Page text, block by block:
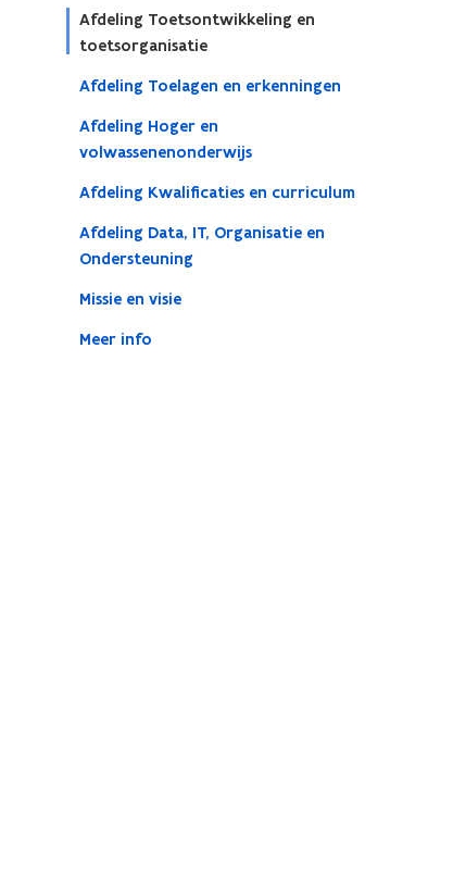
Afdeling Toetsontwikkeling en
toetsorganisatie
Afdeling Toelagen en erkenningen
Afdeling Hoger en
volwassenenonderwijs
Afdeling Kwalificaties en curriculum
Afdeling Data, IT, Organisatie en
Ondersteuning
Missie en visie
Meer info